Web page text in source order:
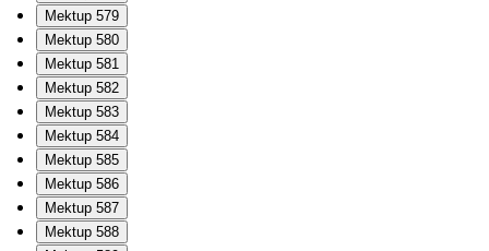
Mektup 579
Mektup 580
Mektup 581
Mektup 582
Mektup 583
Mektup 584
Mektup 585
Mektup 586
Mektup 587
Mektup 588